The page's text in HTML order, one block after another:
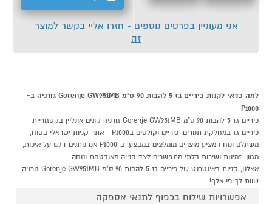
אני מעוניין בפרטים נוספים - חזרו אליי בקשר למוצר
זה
למה כדאי לקנות כיריים גז 5 להבות 90 ס"מ Gorenje GW951MB גורניה ב-
P1000
כיריים גז 5 להבות 90 ס"מ Gorenje GW951MB גורניה קונים אונליין בקטגוריית
כיריים גז במחלקת תנורים, כיריים וקולטים בP1000 - אתר קניות ישראלי בטוח,
משתלם ונוח המציע מוצרים מומלצים במבצע. ב-P1000 אנו נותנים דגש על איכות,
מגוון, זמינות ושירות בלתי מתפשרים לצד קנייה מאובטחת ונוחה.
אצלנו, קניות באינטרנט של כיריים גז 5 להבות 90 ס"מ Gorenje GW951MB גורניה
שוות לך פי אלף!
אפשרויות שילוח בכפוף לתנאי אספקה